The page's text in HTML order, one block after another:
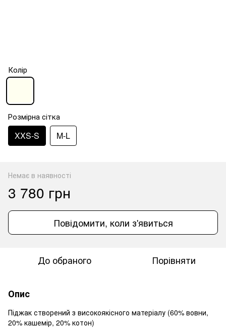
Колір
Розмірна сітка
XXS-S M-L
Немає в наявності
3 780 грн
Повідомити, коли з'явиться
До обраного Порівняти
Опис
Піджак створений з високоякісного матеріалу (60% вовни,
20% кашемір, 20% котон)